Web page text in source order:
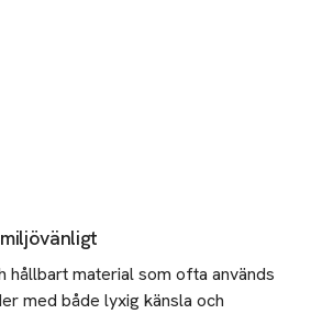
hållbart material som ofta används
med både lyxig känsla och